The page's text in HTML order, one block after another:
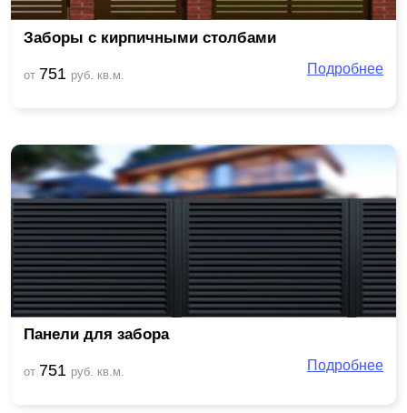
Заборы с кирпичными столбами
от 751 руб. кв.м. Подробнее
Панели для забора
от 751 руб. кв.м. Подробнее